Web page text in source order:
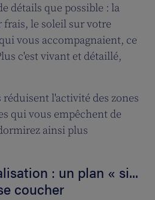
détails que possible : la
le soleil sur votre
vous accompagnaient, ce
c'est vivant et détaillé,
réduisent l'activité des zones
qui vous empêchent de
ainsi plus
: un plan « si...
coucher